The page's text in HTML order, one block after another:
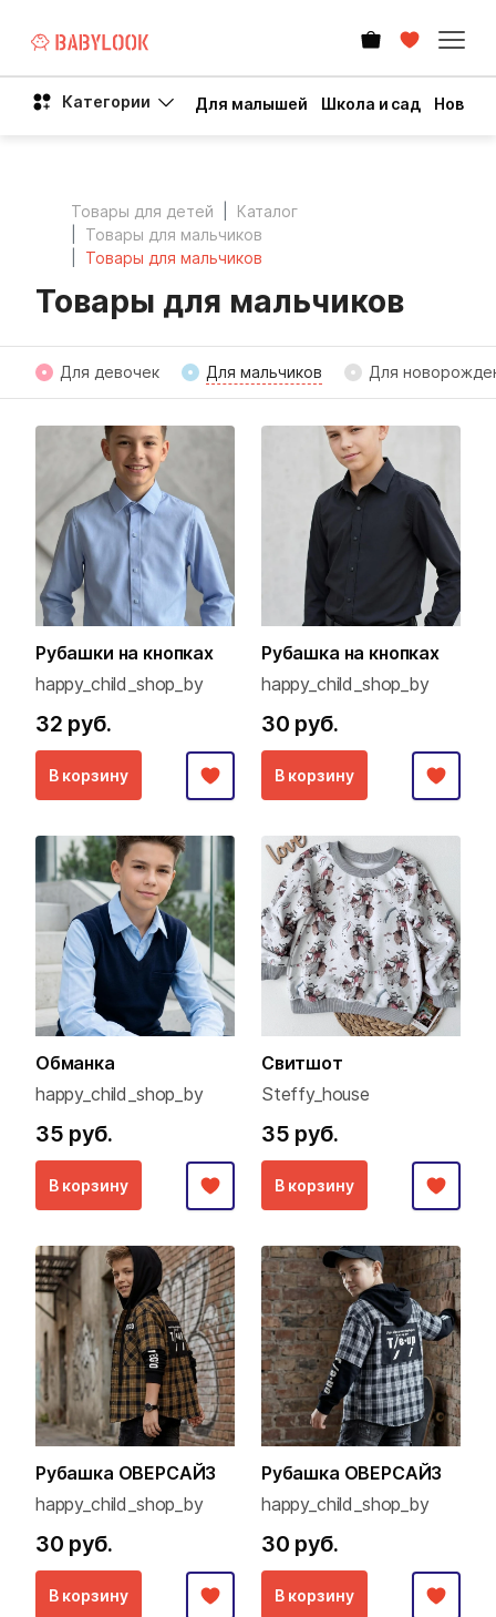
Категории Для малышей Школа и сад Новый
Товары для детей
Каталог
Товары для мальчиков
Товары для мальчиков
Товары для мальчиков
Для девочек Для мальчиков Для
Рубашки на кнопках
happy_child_shop_by
32 руб.
В корзину
Рубашка на кнопках
happy_child_shop_by
30 руб.
В корзину
Обманка
happy_child_shop_by
35 руб.
В корзину
Свитшот
Steffy_house
35 руб.
В корзину
Рубашка ОВЕРСАЙЗ
happy_child_shop_by
30 руб.
В корзину
Рубашка ОВЕРСАЙЗ
happy_child_shop_by
30 руб.
В корзину